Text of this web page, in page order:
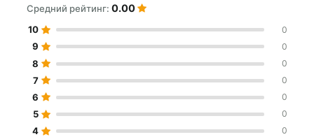
Средний рейтинг: 0.00
10 0
9 0
8 0
7 0
6 0
5 0
4 0